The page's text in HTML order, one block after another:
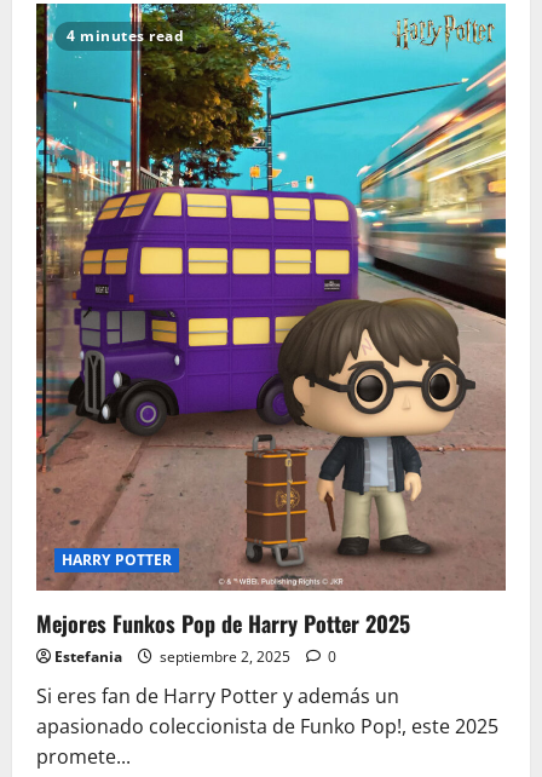
Merchandising
y
Regalos
de
El
Señor
de
los
Anillos:
¡Para
Fans
y
Coleccionistas!
4 minutes read
HARRY POTTER
Mejores Funkos Pop de Harry Potter 2025
Estefania septiembre 2, 2025 0
Si eres fan de Harry Potter y además un
apasionado coleccionista de Funko Pop!, este 2025
promete...